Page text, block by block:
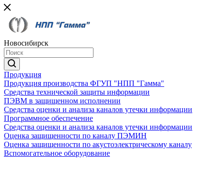
Новосибирск
Продукция
Продукция производства ФГУП "НПП "Гамма"
Средства технической защиты информации
ПЭВМ в защищенном исполнении
Средства оценки и анализа каналов утечки информации
Программное обеспечение
Средства оценки и анализа каналов утечки информации
Оценка защищенности по каналу ПЭМИН
Оценка защищенности по акустоэлектрическому каналу
Вспомогательное оборудование